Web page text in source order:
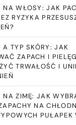
NA WŁOSY: JAK
RYZYKA
A TYP SKÓRY: JAK
ZAPACH I
TRWAŁOŚĆ I
NA ZIMĘ: JAK
NA
PUŁAPEK